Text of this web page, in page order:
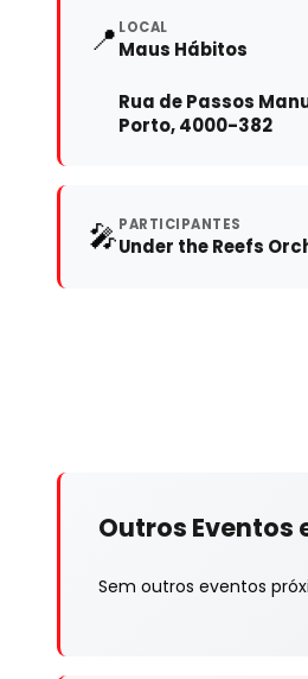
📍 LOCAL
Maus Hábitos
Rua de Passos
Porto, 4000-382
🎤PARTICIPANTES
Under the Reefs
Outros Eventos
Sem outros eventos